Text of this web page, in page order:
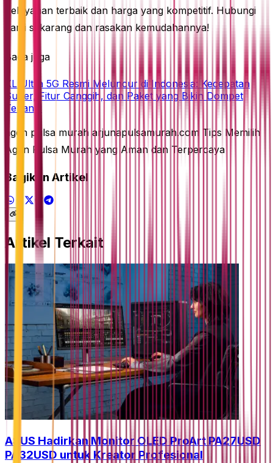
pelayanan terbaik dan harga yang kompetitif. Hubungi
kami sekarang dan rasakan kemudahannya!
Baca juga
XL Ultra 5G Resmi Meluncur di Indonesia: Kecepatan
Super, Fitur Canggih, dan Paket yang Bikin Dompet
Tenang!
agen pulsa murah arjunapulsamurah.com Tips Memilih
Agen Pulsa Murah yang Aman dan Terpercaya
Bagikan Artikel
Artikel Terkait
ASUS Hadirkan Monitor OLED ProArt PA27USD
PA32USD untuk Kreator Profesional